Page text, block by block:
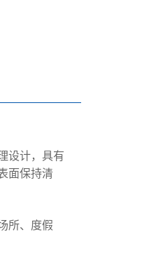
设计，具有
面保持清
所、度假